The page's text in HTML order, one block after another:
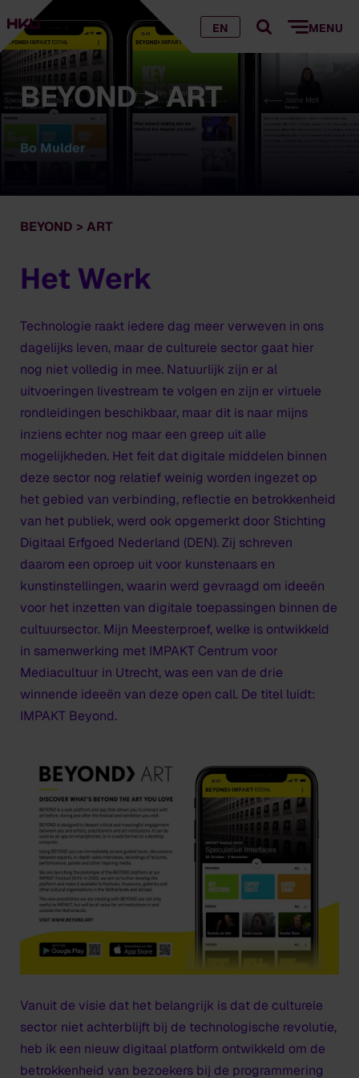
EN MENU
BEYOND > ART
Bo Mulder
BEYOND > ART
Het Werk
Technologie raakt iedere dag meer verweven in ons
dagelijks leven, maar de culturele sector gaat hier
nog niet volledig in mee. Natuurlijk zijn er al
uitvoeringen livestream te volgen en zijn er virtuele
rondleidingen beschikbaar, maar dit is naar mijns
inziens echter nog maar een greep uit alle
mogelijkheden. Het feit dat digitale middelen binnen
deze sector nog relatief weinig worden ingezet op
het gebied van verbinding, reflectie en betrokkenheid
van het publiek, werd ook opgemerkt door Stichting
Digitaal Erfgoed Nederland (DEN). Zij schreven
daarom een oproep uit voor kunstenaars en
kunstinstellingen, waarin werd gevraagd om ideeën
voor het inzetten van digitale toepassingen binnen de
cultuursector. Mijn Meesterproef, welke is ontwikkeld
in samenwerking met IMPAKT Centrum voor
Mediacultuur in Utrecht, was een van de drie
winnende ideeën van deze open call. De titel luidt:
IMPAKT Beyond.
Vanuit de visie dat het belangrijk is dat de culturele
sector niet achterblijft bij de technologische revolutie,
heb ik een nieuw digitaal platform ontwikkeld om de
betrokkenheid van bezoekers bij de programmering